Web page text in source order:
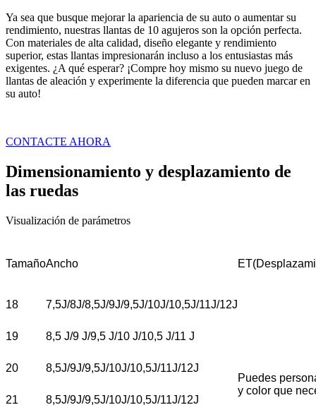
Ya sea que busque mejorar la apariencia de su auto o aumentar su
rendimiento, nuestras llantas de 10 agujeros son la opción perfecta.
Con materiales de alta calidad, diseño elegante y rendimiento
superior, estas llantas impresionarán incluso a los entusiastas más
exigentes. ¿A qué esperar? ¡Compre hoy mismo su nuevo juego de
llantas de aleación y experimente la diferencia que pueden marcar en
su auto!
CONTACTE AHORA
Dimensionamiento y desplazamiento de
las ruedas
Visualización de parámetros
TamañoAncho
18 7,5J/8J/8,5J/9J/9,5J/10J/10,5J/11J/12J
Puedes
y color que
19 8,5 J/9 J/9,5 J/10 J/10,5 J/11 J
20 8,5J/9J/9,5J/10J/10,5J/11J/12J
21 8,5J/9J/9,5J/10J/10,5J/11J/12J